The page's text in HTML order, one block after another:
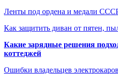
Ленты под ордена и медали
Как защитить диван от пятен,
Какие зарядные решения
коттеджей
Ошибки владельцев